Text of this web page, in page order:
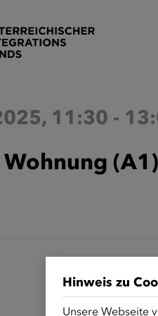
11:30 -
(A1)
Hinweis zu
Unsere Webseite